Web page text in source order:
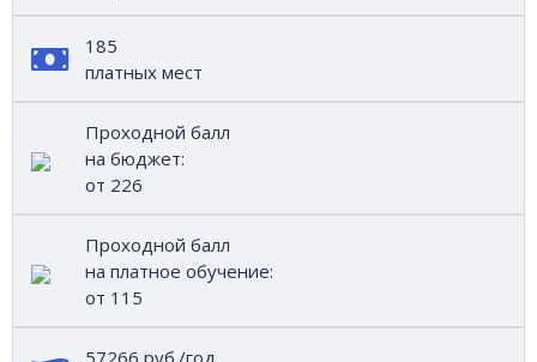
185
платных мест
Проходной балл
на бюджет:
от 226
Проходной балл
на платное обучение:
от 115